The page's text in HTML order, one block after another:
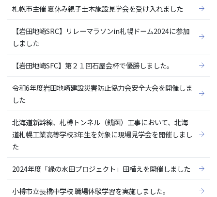
札幌市主催 夏休み親子土木施設見学会を受け入れました
【岩田地崎SRC】リレーマラソンin札幌ドーム2024に参加
しました
【岩田地崎SFC】第２１回石屋会杯で優勝しました。
令和6年度岩田地崎建設災害防止協力会安全大会を開催しま
した
北海道新幹線、札樽トンネル（銭函）工事において、北海
道札幌工業高等学校3年生を対象に現場見学会を開催しまし
た
2024年度「緑の水田プロジェクト」田植えを開催しました
小樽市立長橋中学校 職場体験学習を実施しました。